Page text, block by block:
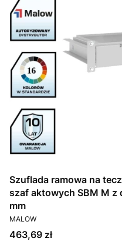
Szuflada ramowa na
szaf aktowych SBM M z
mm
PRODUCENT
MALOW
Cena
463,69 zł